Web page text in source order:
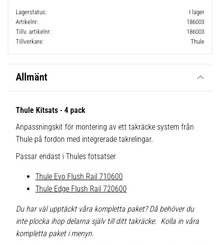
Lagerstatus
I lager
Artikelnr
186003
Tillv. artikelnr
186003
Tillverkare
Thule
Allmänt
Thule Kitsats - 4 pack
Anpassningskit för montering av ett takräcke system från
Thule på fordon med integrerade takrelingar.
Passar endast i Thules fotsatser
Thule Evo Flush Rail 710600
Thule Edge Flush Rail 720600
Du har väl upptäckt våra kompletta paket? Då behöver du
inte plocka ihop delarna själv till ditt takräcke. Kolla in våra
kompletta paket i menyn.